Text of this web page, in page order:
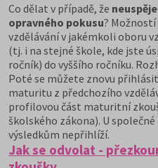
Co dělat v případě, že
opravného pokusu?
vzdělávání v jakémkoli oboru
(tj. i na stejné škole, kde jste
ročník) do vyššího ročníku.
Poté se můžete znovu
maturitu z předchozího
profilovou část maturitní
školského zákona). U
výsledkům nepřihlíží.
Jak se odvolat -